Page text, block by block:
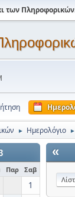
των Πληροφορικών
► Ημερολόγιο ►
Παρ Σαβ
1
«